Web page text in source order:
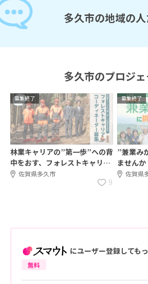
多久市の地域の
多久市のプロジェ
募集終了
林業キャリアの”第一歩”への背
中をおす、フォレストキャリア
コーディネーターを募集！
佐賀県多久市
9
募集終了
”兼業み
ません
協力隊】
佐賀県
にユーザー登録しても
無料